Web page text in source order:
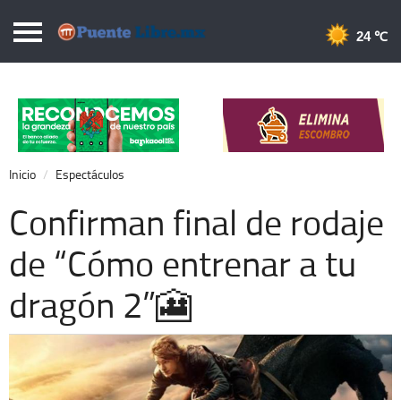
Puentelibre.mx
Local
Nacional
Opinión
Cronos
Economía
Espectáculos
Deportes
Extra +
24 ℃
Inicio Espectáculos
Confirman final de rodaje
de “Cómo entrenar a tu
dragón 2”🎦